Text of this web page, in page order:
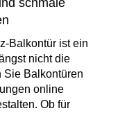
Balkontür ist ein
nicht die
Sie Balkontüren
online
Ob für